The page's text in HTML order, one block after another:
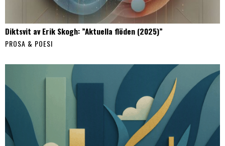
Diktsvit av Erik Skogh: ”Aktuella flöden (2025)”
PROSA & POESI